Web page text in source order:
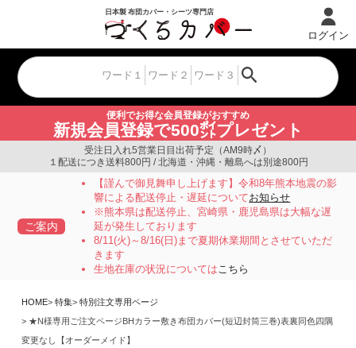
便利でお得な会員登録がおすすめ
新規会員登録で500㌽プレゼント
ログイン
受注日入れ5営業日目出荷予定（AM9時〆）
１配送につき送料800円 / 北海道・沖縄・離島へは別途800円
ご案内
【謹んで御見舞申し上げます】令和8年熊本地震の影
響による配送停止・遅延についてお知らせ
※熊本県は配送停止、宮崎県・鹿児島県は大幅な遅
延が発生しております
8/11(火)～8/16(日)まで夏期休業期間とさせていただ
きます
生地在庫の状況についてはこちら
HOME 特集
特別注文専用ページ
★N様専用ご注文ページBHカラー敷き布団カバー(短辺封筒三巻)表裏同色四隅
変更なし【オーダーメイド】